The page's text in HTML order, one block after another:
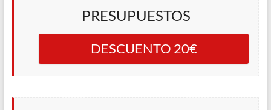
PRESUPUESTOS
DESCUENTO 20€